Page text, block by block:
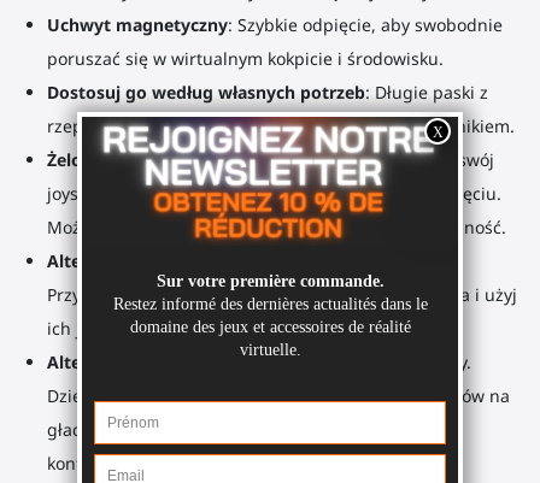
Uchwyt magnetyczny: Szybkie odpięcie, aby swobodnie
poruszać się w wirtualnym kokpicie i środowisku.
Dostosuj go według własnych potrzeb: Długie paski z
rzepem, aby przymocować go do fotela z podłokietnikiem.
Żelowa podkładka pod podstawą ProTas: Umieść swój
joystick VR na biurku. Nie pozostawia śladów po zdjęciu.
Możesz ją wyczyścić wodą, aby przywrócić przyczepność.
Alternatywne zastosowanie
Przymocuj podstawę ProTas do uchwytów kontrolera i użyj
ich jako dodatkowej wagi.
Alternatywne zastosowanie: Uchwyty na kontrolery.
Dzięki klejącej podkładce, umieść podstawy joysticków na
gładkiej ścianie. Teraz masz wsparcie dla swoich
kontrolerów z ich uchwytami.